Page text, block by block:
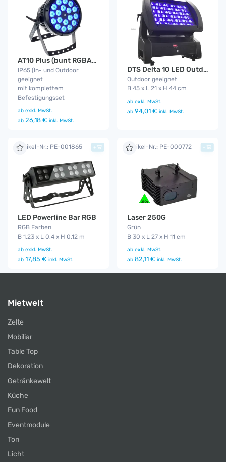
AT10 Plus (bunt RGBA) IP65
IP65 (In- und Outdoor
geeignet
mit komplettem
Befestigungsset
ab exkl. MwSt.
ab 26,18 € inkl. MwSt.
DTS Delta 10 LED Outdoor Funk
Outdoor geeignet
B 45 x L 21 x H 44 cm
ab exkl. MwSt.
ab 94,01 € inkl. MwSt.
Artikel-Nr.: PE-001865
LED Powerline Bar RGB
RGB Farben
B 1,23 x L 0,4 x H 0,12 m
ab exkl. MwSt.
ab 17,85 € inkl. MwSt.
+ Artikel-Nr.: PE-000772
Laser 250G
Grün
B 30 x L 27 x H 11 cm
ab exkl. MwSt.
ab 82,11 € inkl. MwSt.
+
Mietwelt
Zelte
Mobiliar
Table Top
Dekoration
Getränkewelt
Küche
Fun Food
Eventmodule
Ton
Licht